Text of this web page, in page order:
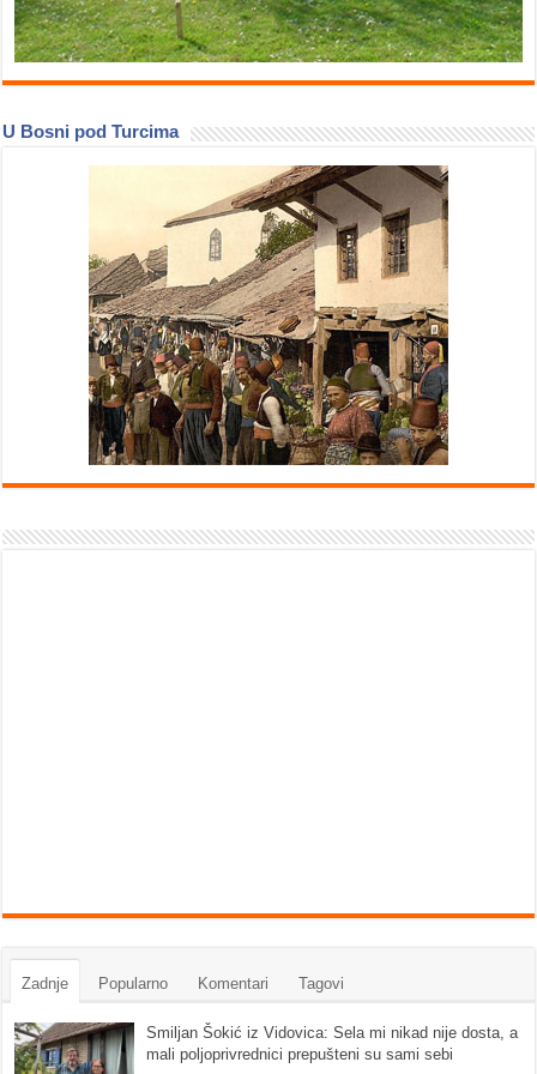
U Bosni pod Turcima
Zadnje Popularno Komentari Tagovi
Smiljan Šokić iz Vidovica: Sela mi nikad nije dosta, a
mali poljoprivrednici prepušteni su sami sebi